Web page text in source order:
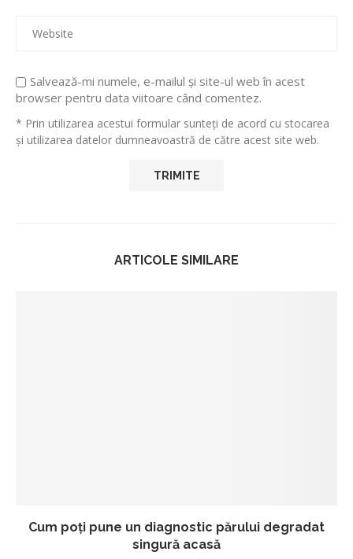
Salvează-mi numele, e-mailul și site-ul web în acest
browser pentru data viitoare când comentez.
* Prin utilizarea acestui formular sunteți de acord cu stocarea
și utilizarea datelor dumneavoastră de către acest site web.
ARTICOLE SIMILARE
Cum poți pune un diagnostic părului degradat
singură acasă